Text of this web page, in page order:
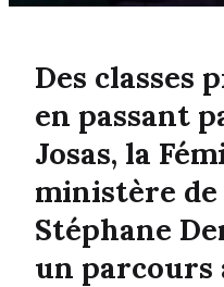
Des classes
en passant
Josas, la
ministère
Stéphane
un parcours